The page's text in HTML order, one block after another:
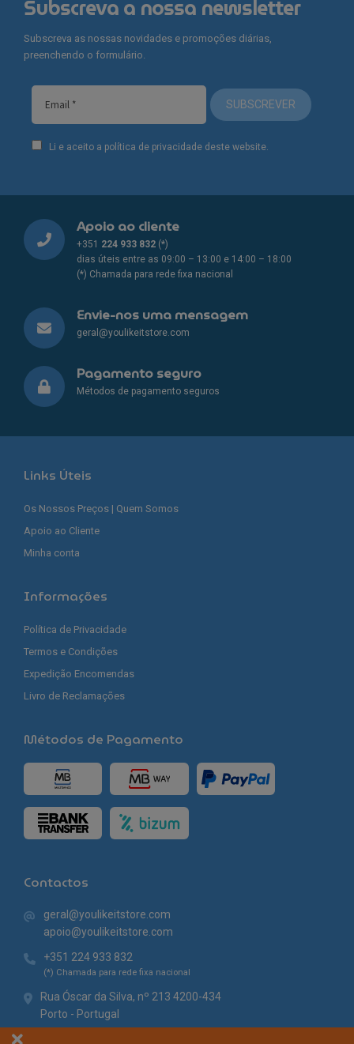
Subscreva a nossa newsletter
Subscreva as nossas novidades e promoções diárias,
preenchendo o formulário.
SUBSCREVER
Li e aceito a política de privacidade deste website.
Apoio ao cliente
+351 224 933 832 (*)
dias úteis entre as 09:00 – 13:00 e 14:00 – 18:00
(*) Chamada para rede fixa nacional
Envie-nos uma mensagem
geral@youlikeitstore.com
Pagamento seguro
Métodos de pagamento seguros
Links Úteis
Os Nossos Preços | Quem Somos
Apoio ao Cliente
Minha conta
Informações
Política de Privacidade
Termos e Condições
Expedição Encomendas
Livro de Reclamações
Métodos de Pagamento
Contactos
geral@youlikeitstore.com
apoio@youlikeitstore.com
+351 224 933 832
(*) Chamada para rede fixa nacional
Rua Óscar da Silva, nº 213 4200-434
Porto - Portugal